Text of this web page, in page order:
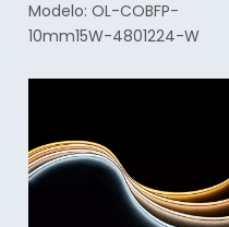
Fabricante
Modelo: OL-COBFP-
10mm15W-4801224-W